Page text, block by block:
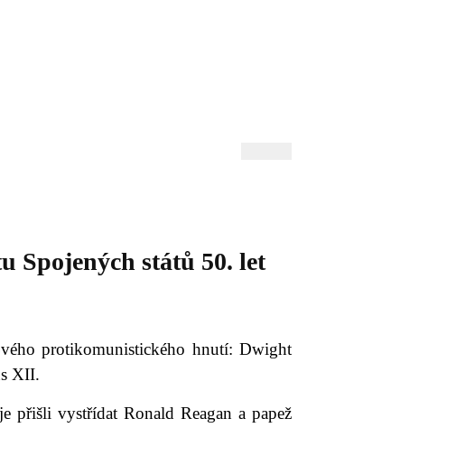
Spojených států 50. let
protikomunistického hnutí: Dwight
XII.
přišli vystřídat Ronald Reagan a papež